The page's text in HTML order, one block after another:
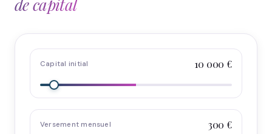
de capital
Capital initial 10 000 €
Versement mensuel 300 €